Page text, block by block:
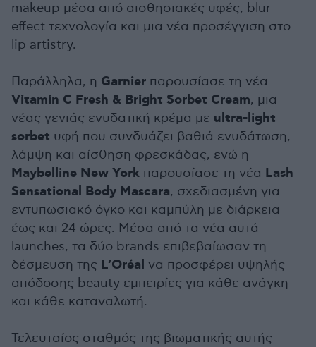
makeup μέσα από αισθησιακές υφές, blur-
effect τεχνολογία και μια νέα προσέγγιση στο
lip artistry.
Παράλληλα, η Garnier παρουσίασε τη νέα
Vitamin C Fresh & Bright Sorbet Cream, μια
νέας γενιάς ενυδατική κρέμα με ultra-light
sorbet υφή που συνδυάζει βαθιά ενυδάτωση,
λάμψη και αίσθηση φρεσκάδας, ενώ η
Maybelline New York παρουσίασε τη νέα Lash
Sensational Body Mascara, σχεδιασμένη για
εντυπωσιακό όγκο και καμπύλη με διάρκεια
έως και 24 ώρες. Μέσα από τα νέα αυτά
launches, τα δύο brands επιβεβαίωσαν τη
δέσμευση της L’Oréal να προσφέρει υψηλής
απόδοσης beauty εμπειρίες για κάθε ανάγκη
και κάθε καταναλωτή.
Τελευταίος σταθμός της βιωματικής αυτής